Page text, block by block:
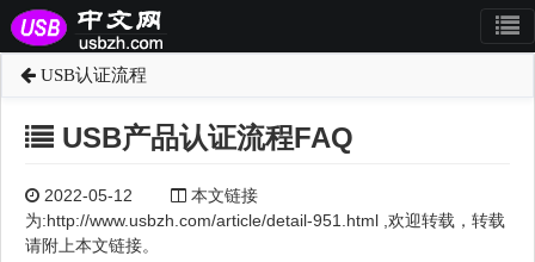
USB认证流程
USB产品认证流程FAQ
2022-05-12
本文链接
为:http://www.usbzh.com/article/detail-951.html ,欢迎转载，转载
请附上本文链接。